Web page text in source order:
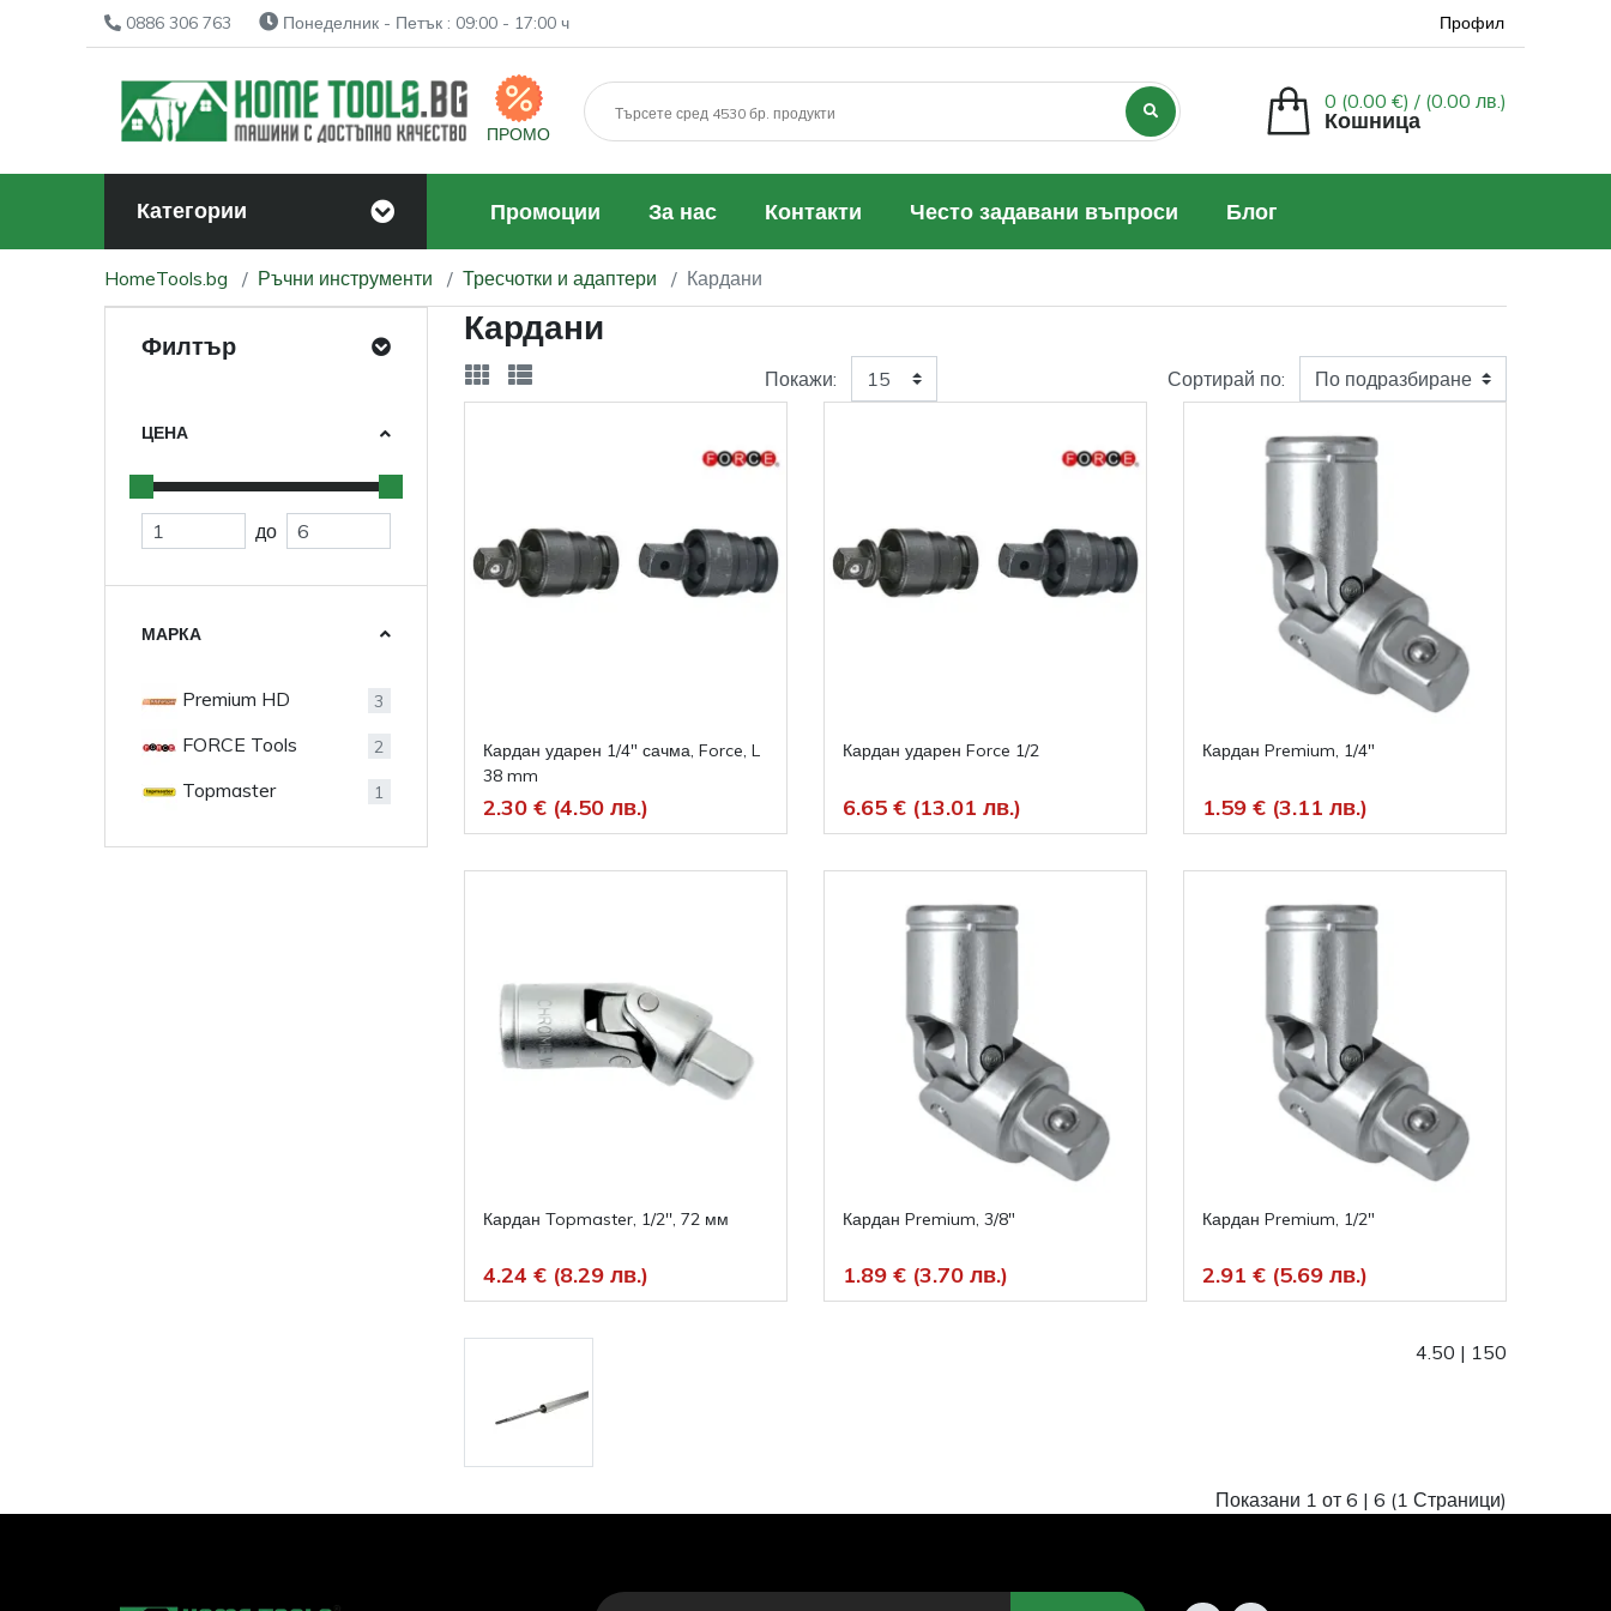
0886 306 763 Понеделник - Петък : 09:00 - 17:00 ч Профил
ПРОМО
Кошница
0 (0.00 €) / (0.00 лв.)
Категории Промоции За нас Контакти Често задавани въпроси Блог
HomeTools.bg Ръчни инструменти Тресчотки и адаптери Кардани
Филтър
ЦЕНА
до
МАРКА
Premium HD 3
FORCE Tools 2
Topmaster 1
Кардани
Покажи: Сортирай по:
Кардан ударен 1/4" сачма, Force, L
38 mm
2.30 € (4.50 лв.)
Кардан ударен Force 1/2
6.65 € (13.01 лв.)
Кардан Premium, 1/4"
1.59 € (3.11 лв.)
Кардан Topmaster, 1/2'', 72 мм
4.24 € (8.29 лв.)
Кардан Premium, 3/8"
1.89 € (3.70 лв.)
Кардан Premium, 1/2"
2.91 € (5.69 лв.)
4.50 | 150
Показани 1 от 6 | 6 (1 Страници)